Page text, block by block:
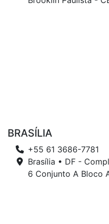
BRASÍLIA
+55 61 3686-7781
Brasília • DF -
6 Conjunto A Bloco